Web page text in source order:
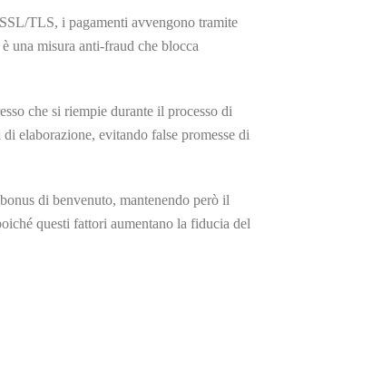
TLS, i pagamenti avvengono tramite
una misura anti‑fraud che blocca
che si riempie durante il processo di
elaborazione, evitando false promesse di
di benvenuto, mantenendo però il
questi fattori aumentano la fiducia del